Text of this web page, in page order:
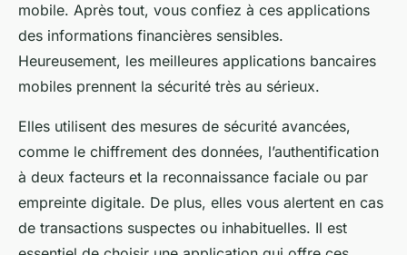
mobile. Après tout, vous confiez à ces applications
des informations financières sensibles.
Heureusement, les meilleures applications bancaires
mobiles prennent la sécurité très au sérieux.
Elles utilisent des mesures de sécurité avancées,
comme le chiffrement des données, l’authentification
à deux facteurs et la reconnaissance faciale ou par
empreinte digitale. De plus, elles vous alertent en cas
de transactions suspectes ou inhabituelles. Il est